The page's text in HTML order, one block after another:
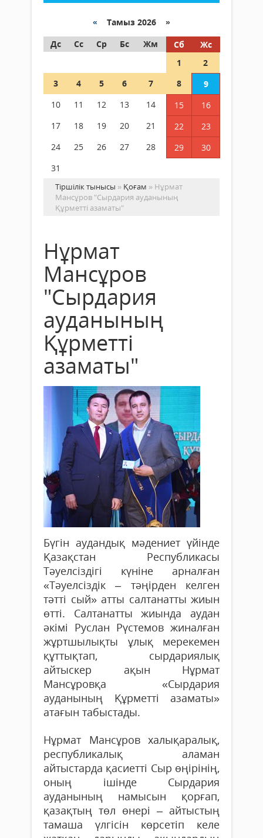
« Тамыз 2026 »
Дс
Сс Ср Бс Жм Сб
Жс
1
2
3
4 5 6 7 8
9
10
11 12 13 14 15
16
17
18 19 20 21 22
23
24
25 26 27 28 29
30
31
Тіршілік тынысы » Қоғам » Нұрмат
Мансұров "Сырдария ауданының
Құрметті азаматы"
Нұрмат
Мансұров
"Сырдария
ауданының
Құрметті
азаматы"
Бүгін аудандық мәдениет үйінде
Қазақстан Республикасы
Тәуелсіздігі күніне арналған
«Тәуелсіздік – тәңірден келген
тәтті сый» атты салтанатты жиын
өтті. Салтанатты жиында аудан
әкімі Руслан Рүстемов жиналған
жұртшылықты ұлық мерекемен
құттықтап, сырдариялық
айтыскер ақын Нұрмат
Мансұровқа «Сырдария
ауданының Құрметті азаматы»
атағын табыстады.
Нұрмат Мансұров халықаралық,
республикалық аламан
айтыстарда қасиетті Сыр өңірінің,
оның ішінде Сырдария
ауданының намысын қорғап,
қазақтың төл өнері – айтыстың
тамаша үлгісін көрсетіп келе